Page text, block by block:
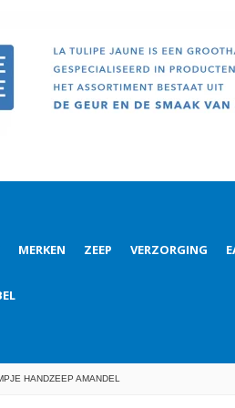
MERKEN ZEEP VERZORGING
HANDZEEP AMANDEL